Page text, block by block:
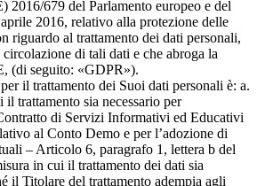
2016/679 del Parlamento europeo e del
2016, relativo alla protezione delle
riguardo al trattamento dei dati personali,
di tali dati e che abroga la
(di seguito: «GDPR»).
il trattamento dei Suoi dati personali è: a.
trattamento sia necessario per
di Servizi Informativi ed Educativi
al Conto Demo e per l’adozione di
– Articolo 6, paragrafo 1, lettera b del
in cui il trattamento dei dati sia
il Titolare del trattamento adempia agli